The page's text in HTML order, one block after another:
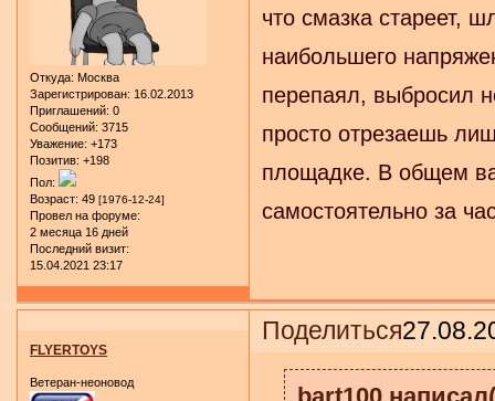
Откуда: Москва
Зарегистрирован: 16.02.2013
Приглашений: 0
Сообщений: 3715
Уважение: +173
Позитив: +198
Пол:
Возраст: 49 [1976-12-24]
Провел на форуме:
2 месяца 16 дней
Последний визит:
15.04.2021 23:17
что смазка стареет,
наибольшего
перепаял, выбросил
просто отрезаешь
площадке. В общем
самостоятельно за
Поделиться
FLYERTOYS
Ветеран-неоновод